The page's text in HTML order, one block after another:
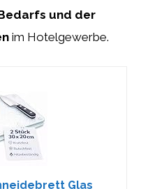
und der
im Hotelgewerbe.
Glas